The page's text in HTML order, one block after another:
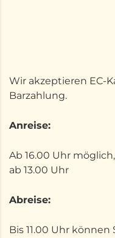
Wir akzeptieren EC-
Barzahlung.
Anreise:
Ab 16.00 Uhr
ab 13.00 Uhr
Abreise:
Bis 11.00 Uhr